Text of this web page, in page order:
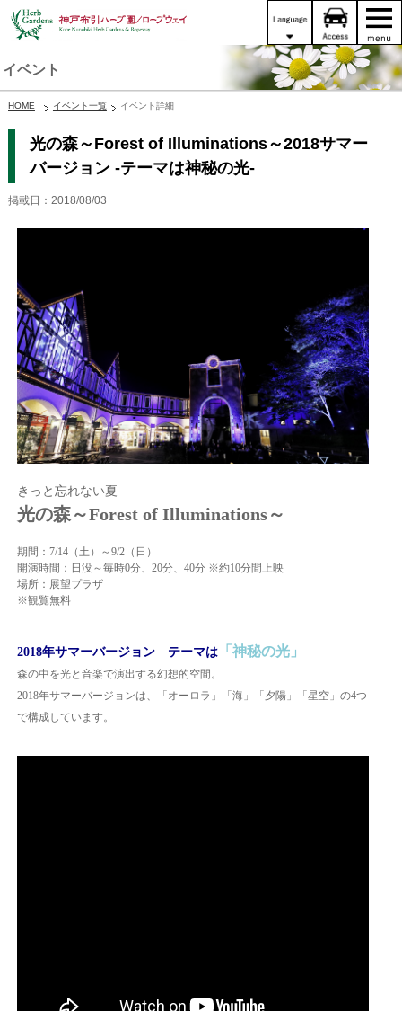
イベント
HOME イベント一覧 イベント詳細
光の森～Forest of Illuminations～2018サマー
バージョン -テーマは神秘の光-
掲載日：2018/08/03
きっと忘れない夏
光の森～Forest of Illuminations～
期間：7/14（土）～9/2（日）
開演時間：日没～毎時0分、20分、40分 ※約10分間上映
場所：展望プラザ
※観覧無料
2018年サマーバージョン テーマは「神秘の光」
森の中を光と音楽で演出する幻想的空間。
2018年サマーバージョンは、「オーロラ」「海」「夕陽」「星空」の4つ
で構成しています。